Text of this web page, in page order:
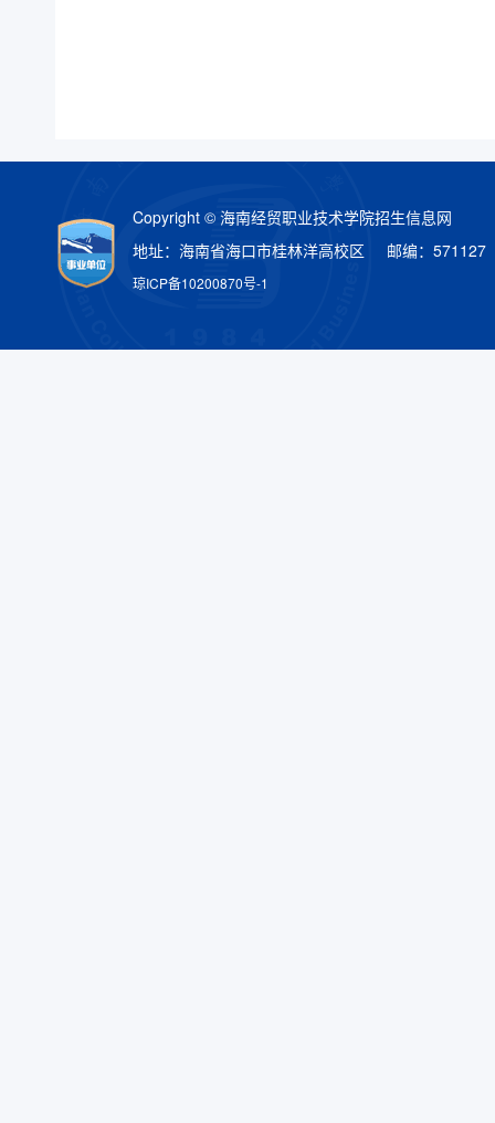
Copyright © 海南经贸职业技术学院招生信息网
地址：海南省海口市桂林洋高校区 邮编：571127
琼ICP备10200870号-1